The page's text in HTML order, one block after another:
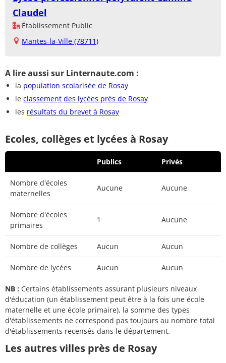
Claudel
Établissement Public
Mantes-la-Ville (78711)
A lire aussi sur Linternaute.com :
la population scolarisée de Rosay
le classement des lycées près de Rosay
les résultats du brevet à Rosay
Ecoles, collèges et lycées à Rosay
Publics Privés
Nombre d'écoles
maternelles
Aucune Aucune
Nombre d'écoles
primaires
1 Aucune
Nombre de collèges Aucun Aucun
Nombre de lycées Aucun Aucun
NB : Certains établissements assurant plusieurs niveaux
d'éducation (un établissement peut être à la fois une école
maternelle et une école primaire), la somme des types
d'établissements ne correspond pas toujours au nombre total
d'établissements recensés dans le département.
Les autres villes près de Rosay